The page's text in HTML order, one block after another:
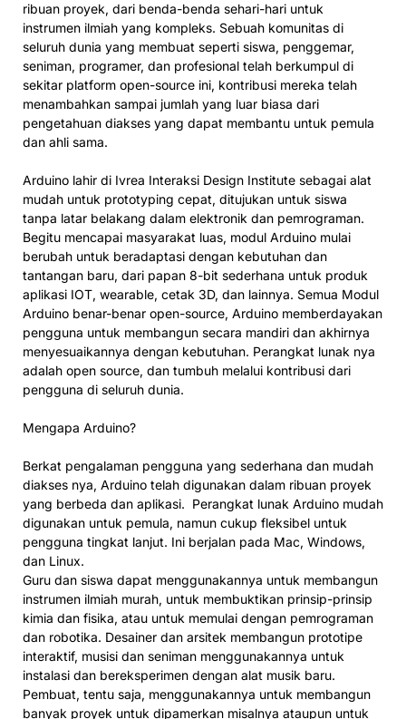
ribuan proyek, dari benda-benda sehari-hari untuk
instrumen ilmiah yang kompleks. Sebuah komunitas di
seluruh dunia yang membuat seperti siswa, penggemar,
seniman, programer, dan profesional telah berkumpul di
sekitar platform open-source ini, kontribusi mereka telah
menambahkan sampai jumlah yang luar biasa dari
pengetahuan diakses yang dapat membantu untuk pemula
dan ahli sama.
Arduino lahir di Ivrea Interaksi Design Institute sebagai alat
mudah untuk prototyping cepat, ditujukan untuk siswa
tanpa latar belakang dalam elektronik dan pemrograman.
Begitu mencapai masyarakat luas, modul Arduino mulai
berubah untuk beradaptasi dengan kebutuhan dan
tantangan baru, dari papan 8-bit sederhana untuk produk
aplikasi IOT, wearable, cetak 3D, dan lainnya. Semua Modul
Arduino benar-benar open-source, Arduino memberdayakan
pengguna untuk membangun secara mandiri dan akhirnya
menyesuaikannya dengan kebutuhan. Perangkat lunak nya
adalah open source, dan tumbuh melalui kontribusi dari
pengguna di seluruh dunia.
Mengapa Arduino?
Berkat pengalaman pengguna yang sederhana dan mudah
diakses nya, Arduino telah digunakan dalam ribuan proyek
yang berbeda dan aplikasi. Perangkat lunak Arduino mudah
digunakan untuk pemula, namun cukup fleksibel untuk
pengguna tingkat lanjut. Ini berjalan pada Mac, Windows,
dan Linux.
Guru dan siswa dapat menggunakannya untuk membangun
instrumen ilmiah murah, untuk membuktikan prinsip-prinsip
kimia dan fisika, atau untuk memulai dengan pemrograman
dan robotika. Desainer dan arsitek membangun prototipe
interaktif, musisi dan seniman menggunakannya untuk
instalasi dan bereksperimen dengan alat musik baru.
Pembuat, tentu saja, menggunakannya untuk membangun
banyak proyek untuk dipamerkan misalnya ataupun untuk